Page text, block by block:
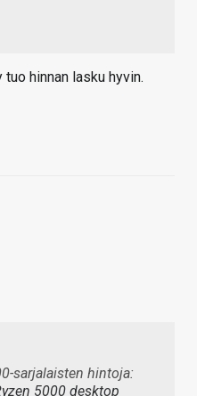
hinnan lasku hyvin.
sarjalaisten hintoja:
5000 desktop